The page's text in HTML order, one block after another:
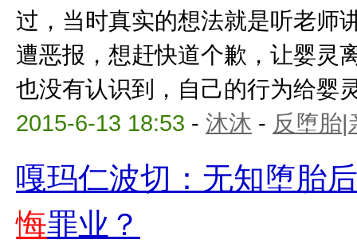
过，当时真实的想法就是听老师
遭恶报，想赶快道个歉，让婴灵
也没有认识到，自己的行为给婴
2015-6-13 18:53 - 沐沐 - 反堕胎|
嘎玛仁波切：无知堕胎
悔罪业？